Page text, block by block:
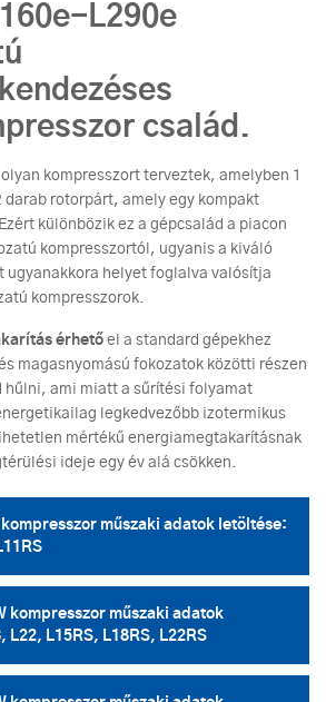
L290e
család.
kompresszort terveztek, amelyben 1
rotorpárt, amely egy kompakt
különbözik ez a gépcsalád a piacon
kompresszortól, ugyanis a kiváló
ugyanakkora helyet foglalva valósítja
kompresszorok.
érhető el a standard gépekhez
magasnyomású fokozatok közötti részen
hűlni, ami miatt a sűrítési folyamat
legkedvezőbb izotermikus
mértékű energiamegtakarításnak
ideje egy év alá csökken.
műszaki adatok letöltése:
kompresszor műszaki adatok
L22, L15RS, L18RS, L22RS